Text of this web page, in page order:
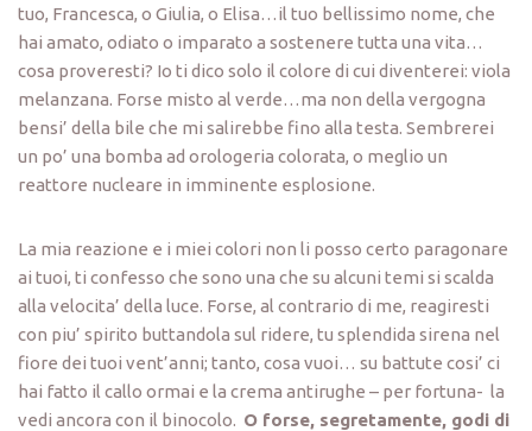
tuo, Francesca, o Giulia, o Elisa…il tuo bellissimo nome, che
hai amato, odiato o imparato a sostenere tutta una vita…
cosa proveresti? Io ti dico solo il colore di cui diventerei: viola
melanzana. Forse misto al verde…ma non della vergogna
bensi’ della bile che mi salirebbe fino alla testa. Sembrerei
un po’ una bomba ad orologeria colorata, o meglio un
reattore nucleare in imminente esplosione.
La mia reazione e i miei colori non li posso certo paragonare
ai tuoi, ti confesso che sono una che su alcuni temi si scalda
alla velocita’ della luce. Forse, al contrario di me, reagiresti
con piu’ spirito buttandola sul ridere, tu splendida sirena nel
fiore dei tuoi vent’anni; tanto, cosa vuoi… su battute cosi’ ci
hai fatto il callo ormai e la crema antirughe – per fortuna- la
vedi ancora con il binocolo. O forse, segretamente, godi di